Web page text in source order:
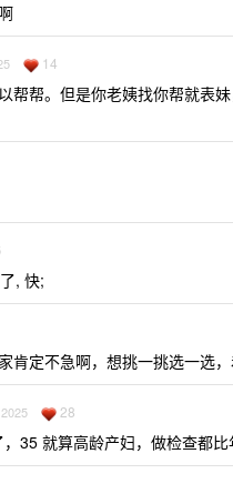
14
帮帮。但是你老姨找你帮就表
, 快;
肯定不急啊，想挑一挑选一选
28
35 就算高龄产妇，做检查都